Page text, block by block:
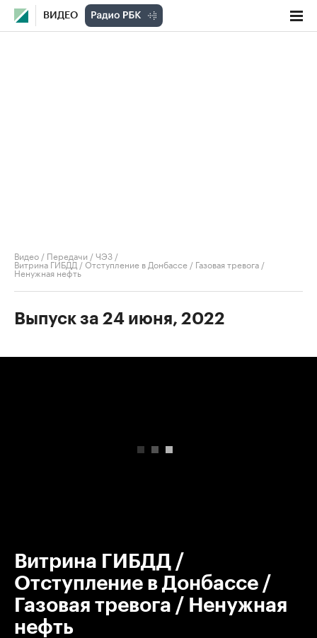
ВИДЕО
Видео / Передачи /ЧЭЗ /
Витрина ГИБДД / Отступление в Донбассе / Газовая тревога /
Ненужная нефть
Выпуск за 24 июня, 2022
Витрина ГИБДД /
Отступление в Донбассе /
Газовая тревога / Ненужная
нефть